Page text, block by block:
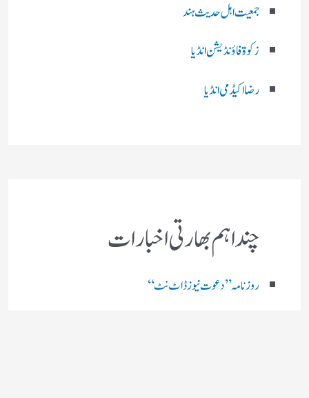
جمعیت اہل حدیث ہند
زکوۃ فاؤنڈیشن انڈیا
رضا اکیڈمی انڈیا
چند اہم بھارتی اخبارات
روز نامہ ’’ دعوت نیوز ڈاٹ نٹ‘‘